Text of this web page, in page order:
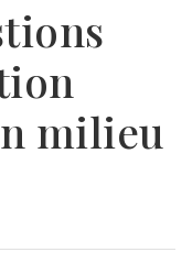
milieu